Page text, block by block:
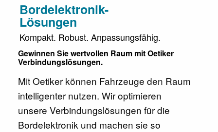
Bordelektronik-
Lösungen
Kompakt. Robust. Anpassungsfähig.
Gewinnen Sie wertvollen Raum mit Oetiker
Verbindungslösungen.
Mit Oetiker können Fahrzeuge den Raum
intelligenter nutzen. Wir optimieren
unsere Verbindungslösungen für die
Bordelektronik und machen sie so